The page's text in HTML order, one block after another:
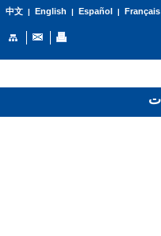
中文| English | Español | Français